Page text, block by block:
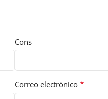
Cons
Correo electrónico *